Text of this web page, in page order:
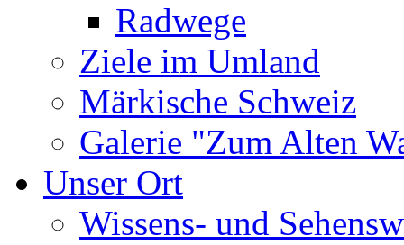
Radwege
Ziele im Umland
Märkische Schweiz
Galerie "Zum Alten
Unser Ort
Wissens- und